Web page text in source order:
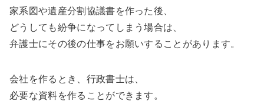
家系図や遺産分割協議書を作った後、
どうしても紛争になってしまう場合は、
弁護士にその後の仕事をお願いすることがあります。
会社を作るとき、行政書士は、
必要な資料を作ることができます。